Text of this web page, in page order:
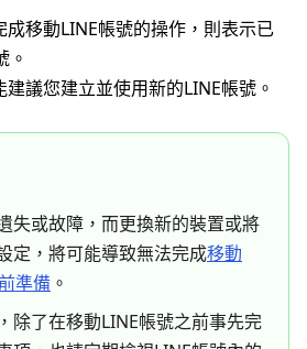
移動LINE帳號的操作，則表示已
。
議您建立並使用新的LINE帳號。
失或故障，而更換新的裝置或將
定，將可能導致無法完成移動
準備 。
除了在移動LINE帳號之前事先完